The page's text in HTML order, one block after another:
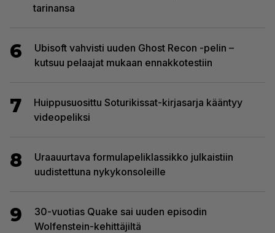
tarinansa
6
Ubisoft vahvisti uuden Ghost Recon -pelin –
kutsuu pelaajat mukaan ennakkotestiin
7
Huippusuosittu Soturikissat-kirjasarja kääntyy
videopeliksi
8
Uraauurtava formulapeliklassikko julkaistiin
uudistettuna nykykonsoleille
9
30-vuotias Quake sai uuden episodin
Wolfenstein-kehittäjiltä